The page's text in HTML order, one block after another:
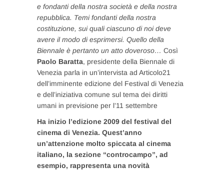
e fondanti della nostra società e della nostra
repubblica. Temi fondanti della nostra
costituzione, sui quali ciascuno di noi deve
avere il modo di esprimersi. Quello della
Biennale è pertanto un atto doveroso… Così
Paolo Baratta, presidente della Biennale di
Venezia parla in un’intervista ad Articolo21
dell’imminente edizione del Festival di Venezia
e dell’iniziativa comune sul tema dei diritti
umani in previsione per l’11 settembre
Ha inizio l’edizione 2009 del festival del
cinema di Venezia. Quest’anno
un’attenzione molto spiccata al cinema
italiano, la sezione “controcampo”, ad
esempio, rappresenta una novità